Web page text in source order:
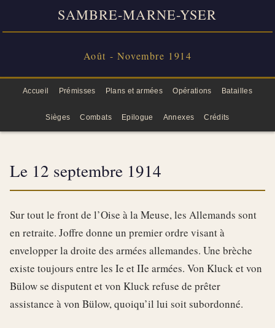
SAMBRE-MARNE-YSER
Août - Novembre 1914
Accueil Prémisses Plans et armées Opérations Batailles
Sièges Combats Epilogue Annexes Crédits
Le 12 septembre 1914
Sur tout le front de l’Oise à la Meuse, les Allemands sont
en retraite. Joffre donne un premier ordre visant à
envelopper la droite des armées allemandes. Une brèche
existe toujours entre les Ie et IIe armées. Von Kluck et von
Bülow se disputent et von Kluck refuse de prêter
assistance à von Bülow, quoiqu’il lui soit subordonné.